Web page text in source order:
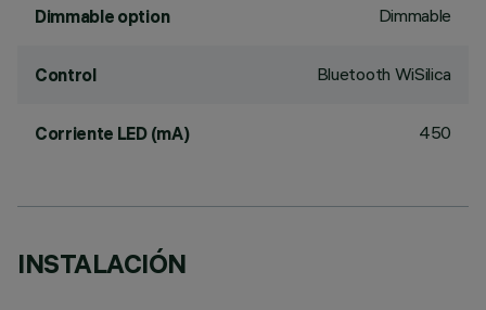
Dimmable option Dimmable
Control Bluetooth WiSilica
Corriente LED (mA) 450
INSTALACIÓN